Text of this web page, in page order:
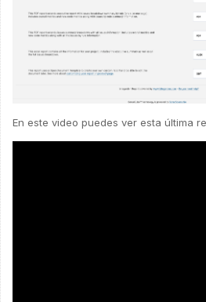
En este video puedes ver esta última